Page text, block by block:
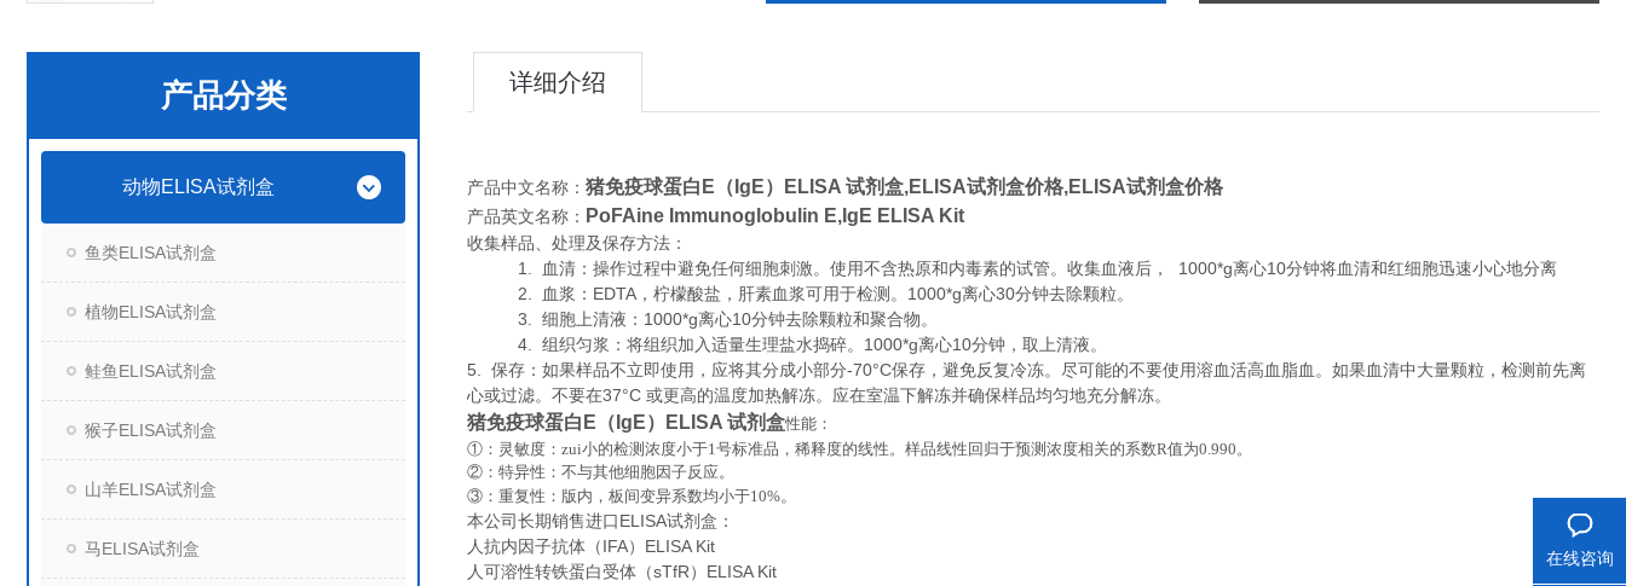
产品分类
动物ELISA试剂盒
鱼类ELISA试剂盒
植物ELISA试剂盒
鲑鱼ELISA试剂盒
猴子ELISA试剂盒
山羊ELISA试剂盒
马ELISA试剂盒
详细介绍
产品中文名称： 猪免疫球蛋白E（IgE）ELISA 试剂盒,ELISA试剂盒价格,ELISA试剂盒价格
产品英文名称： PoFAine Immunoglobulin E,IgE ELISA Kit
收集样品、处理及保存方法：
1. 血清：操作过程中避免任何细胞刺激。使用不含热原和内毒素的试管。收集血液后， 1000*g离心10分钟将血清和红细胞迅速小心地分离
2. 血浆：EDTA，柠檬酸盐，肝素血浆可用于检测。1000*g离心30分钟去除颗粒。
3. 细胞上清液：1000*g离心10分钟去除颗粒和聚合物。
4. 组织匀浆：将组织加入适量生理盐水捣碎。1000*g离心10分钟，取上清液。
5. 保存：如果样品不立即使用，应将其分成小部分-70°C保存，避免反复冷冻。尽可能的不要使用溶血活高血脂血。如果血清中大量颗粒，检测前先离
心或过滤。不要在37°C 或更高的温度加热解冻。应在室温下解冻并确保样品均匀地充分解冻。
猪免疫球蛋白E（IgE）ELISA 试剂盒性能：
①：灵敏度：zui小的检测浓度小于1号标准品，稀释度的线性。样品线性回归于预测浓度相关的系数R值为0.990。
②：特异性：不与其他细胞因子反应。
③：重复性：版内，板间变异系数均小于10%。
本公司长期销售进口ELISA试剂盒：
人抗内因子抗体（IFA）ELISA Kit
人可溶性转铁蛋白受体（sTfR）ELISA Kit
在线咨询